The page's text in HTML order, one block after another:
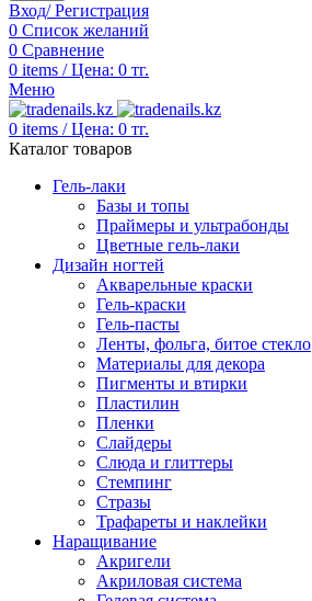
Вход/ Регистрация
0 Список желаний
0 Сравнение
0 items / Цена: 0 тг.
Меню
0 items / Цена: 0 тг.
Каталог товаров
Гель-лаки
Базы и топы
Праймеры и ультрабонды
Цветные гель-лаки
Дизайн ногтей
Акварельные краски
Гель-краски
Гель-пасты
Ленты, фольга, битое стекло
Материалы для декора
Пигменты и втирки
Пластилин
Пленки
Слайдеры
Слюда и глиттеры
Стемпинг
Стразы
Трафареты и наклейки
Наращивание
Акригели
Акриловая система